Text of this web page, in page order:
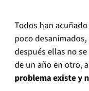
Todos han
poco
después ellas no
de un año en otro,
problema existe y